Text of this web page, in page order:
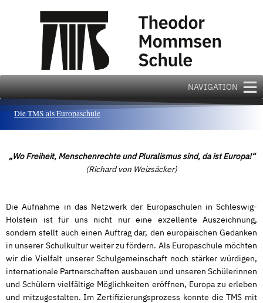
NAVIGATION
Die TMS als Europaschule
„Wo Freiheit, Menschenrechte und Pluralismus sind, da ist Europa!“
(Richard von Weizsäcker)
Die Aufnahme in das Netzwerk der Europaschulen in Schleswig-
Holstein ist für uns nicht nur eine exzellente Auszeichnung,
sondern stellt auch einen Auftrag dar, den europäischen Gedanken
in unserer Schulkultur weiter zu fördern. Als Europaschule möchten
wir die Vielfalt unserer Schulgemeinschaft noch stärker würdigen,
internationale Partnerschaften ausbauen und unseren Schülerinnen
und Schülern vielfältige Möglichkeiten eröffnen, Europa zu erleben
und mitzugestalten. Im Zertifizierungsprozess konnte die TMS mit